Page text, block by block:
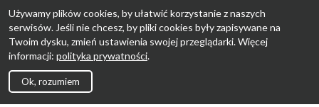
Używamy plików cookies, by ułatwić korzystanie z naszych
serwisów. Jeśli nie chcesz, by pliki cookies były zapisywane na
Twoim dysku, zmień ustawienia swojej przeglądarki. Więcej
informacji: polityka prywatności.
Ok, rozumiem